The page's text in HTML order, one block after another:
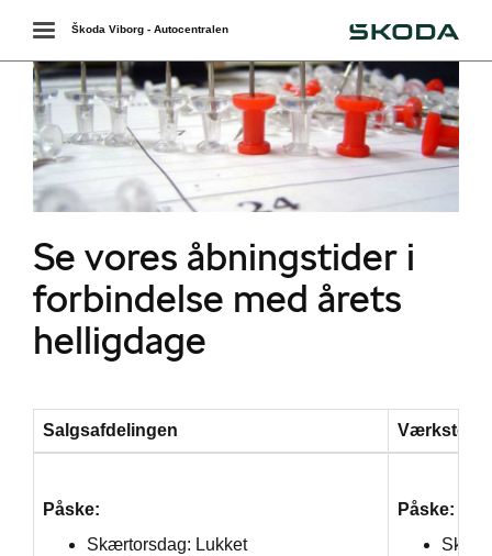
Toggle
navigation
Škoda Viborg - Autocentralen
Se vores åbningstider i
forbindelse med årets
helligdage
Salgsafdelingen Værkstedet
Påske:
Skærtorsdag: Lukket
Påske: